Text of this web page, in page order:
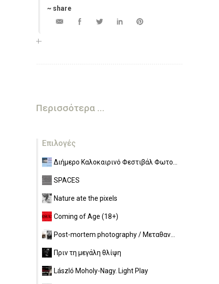
~ share
Περισσότερα ...
Επιλογές
Διήμερο Καλοκαιρινό Φεστιβάλ Φωτο...
SPACES
Nature ate the pixels
Coming of Age (18+)
Post-mortem photography / Μεταθαν...
Πριν τη μεγάλη θλίψη
László Moholy-Nagy. Light Play